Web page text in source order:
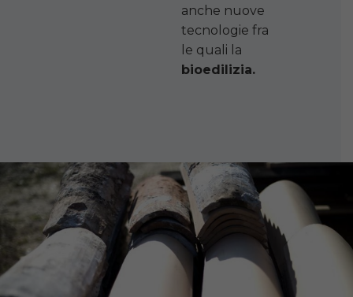
anche nuove
tecnologie fra
le quali la
bioedilizia.